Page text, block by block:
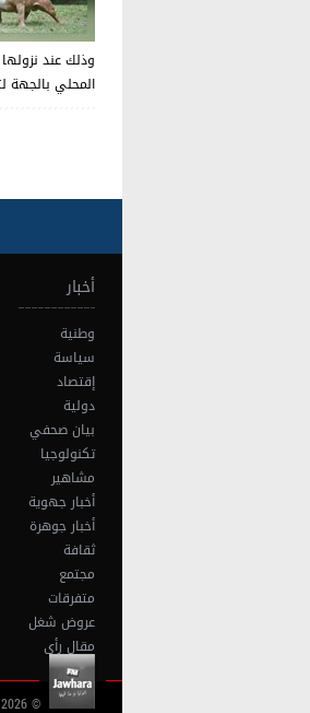
وذلك عند
المحلي بالجهة
أخبار
وطنية
سياسة
إقتصاد
دولية
بيان صحفي
تكنولوجيا
مشاهير
أخبار جهوية
أخبار جوهرة
ثقافة
مجتمع
متفرقات
عروض شغل
مقال رأي
© 2026 جميع الحقوق المحفوظة جوهرة أف آم تونس |